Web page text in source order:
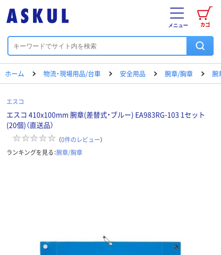
カゴ
メニュー
ホーム 物流・現場用品/台車 安全用品 腕章/胸章 腕
エスコ
エスコ 410x100mm 腕章(差替式・ブルー) EA983RG-103 1セット
(20個)（直送品）
（0件のレビュー）
ランキングを見る：腕章/胸章